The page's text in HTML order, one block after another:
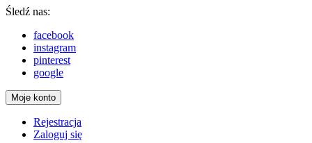
Śledź nas:
facebook
instagram
pinterest
google
Moje konto
Rejestracja
Zaloguj się